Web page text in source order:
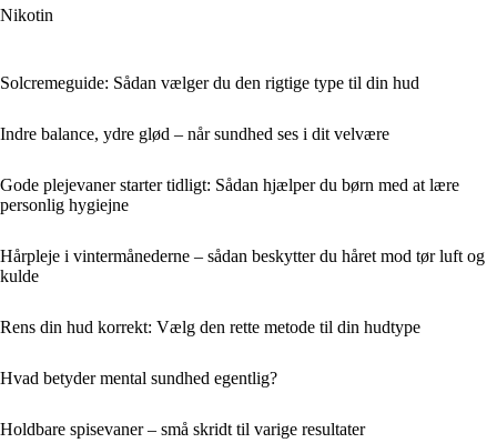
Nikotin
Solcremeguide: Sådan vælger du den rigtige type til din hud
Indre balance, ydre glød – når sundhed ses i dit velvære
Gode plejevaner starter tidligt: Sådan hjælper du børn med at lære
personlig hygiejne
Hårpleje i vintermånederne – sådan beskytter du håret mod tør luft og
kulde
Rens din hud korrekt: Vælg den rette metode til din hudtype
Hvad betyder mental sundhed egentlig?
Holdbare spisevaner – små skridt til varige resultater